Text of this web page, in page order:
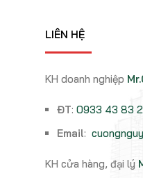
LIÊN HỆ
KH doanh nghiệp
ĐT: 0933 43 83
Email:
KH cửa hàng, đại lý